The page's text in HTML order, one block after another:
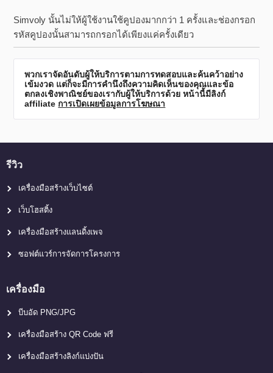
Simvoly นั้นไม่ให้ผู้ใช้งานใช้คูปองมากกว่า 1 ครั้งและช่องกรอก
รหัสคูปองนั้นสามารถกรอกได้เพียงแค่ครั้งเดียว
พวกเราจัดอันดับผู้ให้บริการตามการทดสอบและค้นคว้าอย่าง
เข้มงวด แต่ก็จะมีการคำนึงถึงความคิดเห็นของคุณและข้อ
ตกลงเชิงพาณิชย์ของเรากับผู้ให้บริการด้วย หน้านี้มีลิงก์
affiliate การเปิดเผยข้อมูลการโฆษณา
รีวิว
เครื่องมือสร้างเว็บไซต์
เว็บโฮสติ้ง
เครื่องมือสร้างแลนดิ้งเพจ
ซอฟต์แวร์การจัดการโครงการ
เครื่องมือ
บีบอัด PNG/JPG
เครื่องมือสร้าง QR Code ฟรี
เครื่องมือสร้างลิงก์แบ่งปัน